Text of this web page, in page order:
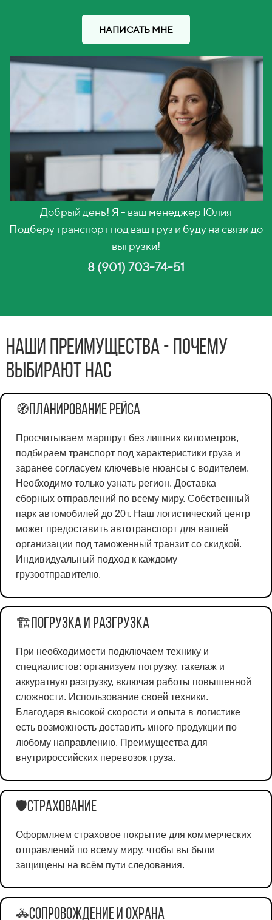
НАПИСАТЬ МНЕ
Добрый день! Я - ваш менеджер Юлия
Подберу транспорт под ваш груз и буду на связи до
выгрузки!
8 (901) 703-74-51
Наши преимущества - почему
выбирают нас
🧭Планирование рейса
Просчитываем маршрут без лишних километров,
подбираем транспорт под характеристики груза и
заранее согласуем ключевые нюансы с водителем.
Необходимо только узнать регион. Доставка
сборных отправлений по всему миру. Собственный
парк автомобилей до 20т. Наш логистический центр
может предоставить автотранспорт для вашей
организации под таможенный транзит со скидкой.
Индивидуальный подход к каждому
грузоотправителю.
🏗️Погрузка и разгрузка
При необходимости подключаем технику и
специалистов: организуем погрузку, такелаж и
аккуратную разгрузку, включая работы повышенной
сложности. Использование своей техники.
Благодаря высокой скорости и опыта в логистике
есть возможность доставить много продукции по
любому направлению. Преимущества для
внутрироссийских перевозок груза.
🛡️Страхование
Оформляем страховое покрытие для коммерческих
отправлений по всему миру, чтобы вы были
защищены на всём пути следования.
🚓Сопровождение и охрана